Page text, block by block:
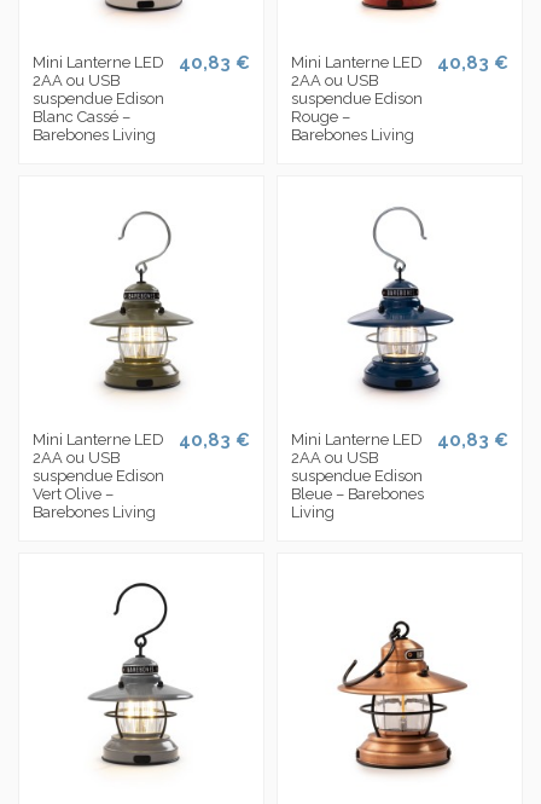
Mini Lanterne LED
2AA ou USB
suspendue Edison
Blanc Cassé –
Barebones Living
40,83 €
Mini Lanterne LED
2AA ou USB
suspendue Edison
Rouge –
Barebones Living
40,83 €
Mini Lanterne LED
2AA ou USB
suspendue Edison
Vert Olive –
Barebones Living
40,83 €
Mini Lanterne LED
2AA ou USB
suspendue Edison
Bleue – Barebones
Living
40,83 €